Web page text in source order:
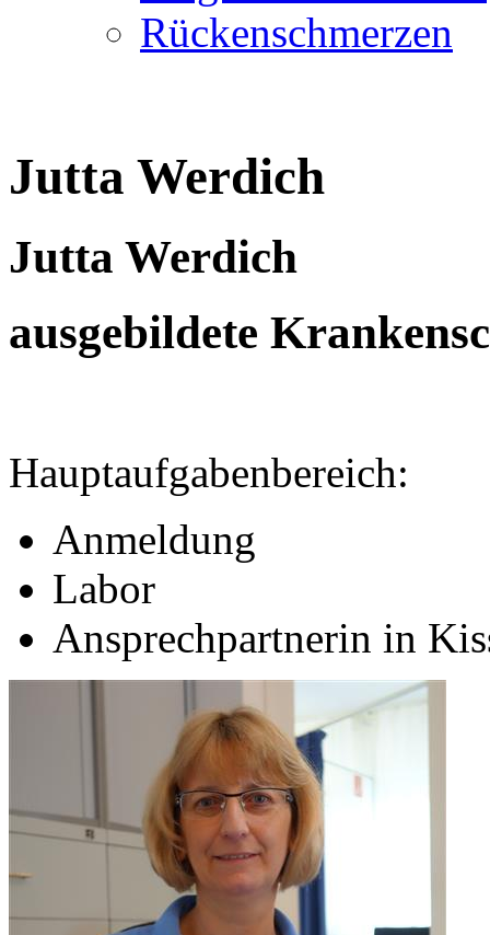
Rückenschmerzen
Jutta Werdich
Jutta Werdich
ausgebildete
Hauptaufgabenbereich:
Anmeldung
Labor
Ansprechpartnerin in